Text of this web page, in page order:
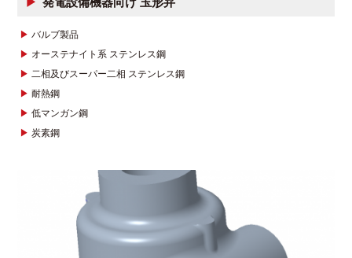
バルブ製品
オーステナイト系 ステンレス鋼
二相及びスーパー二相 ステンレス鋼
耐熱鋼
低マンガン鋼
炭素鋼